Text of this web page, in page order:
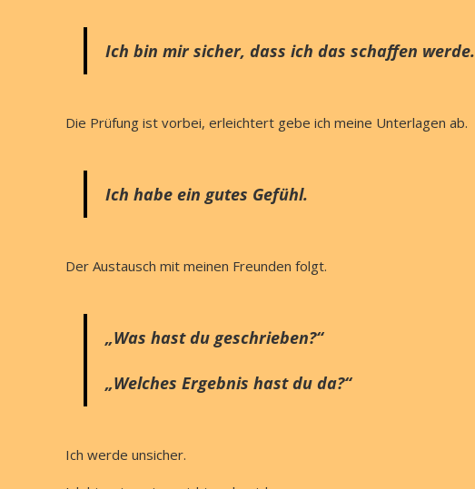
Ich bin mir sicher, dass ich das schaffen werde.
Die Prüfung ist vorbei, erleichtert gebe ich meine Unterlagen ab.
Ich habe ein gutes Gefühl.
Der Austausch mit meinen Freunden folgt.
„Was hast du geschrieben?“
„Welches Ergebnis hast du da?“
Ich werde unsicher.